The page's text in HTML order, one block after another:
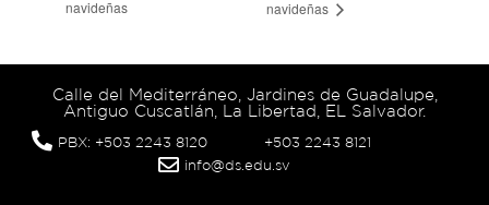
navideñas
navideñas
Calle del Mediterráneo, Jardines de Guadalupe,
Antiguo Cuscatlán, La Libertad, EL Salvador.
PBX: +503 2243 8120
+503 2243 8121
info@ds.edu.sv